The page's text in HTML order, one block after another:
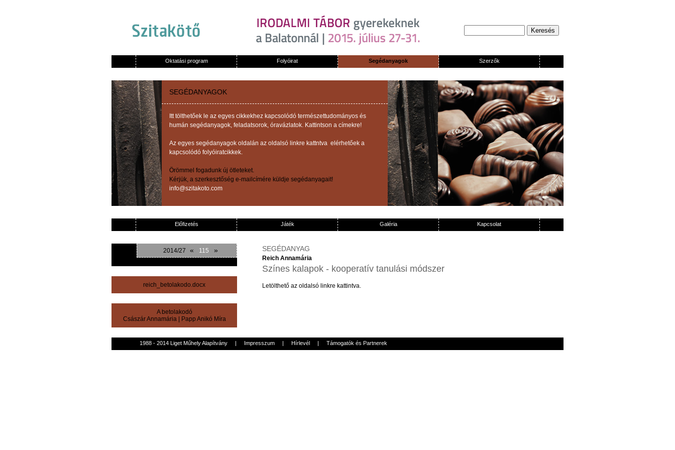
Oktatási program Folyóirat Segédanyagok Szerzők
SEGÉDANYAGOK
Itt tölthetőek le az egyes cikkekhez kapcsolódó természettudományos és
humán segédanyagok, feladatsorok, óravázlatok. Kattintson a címekre!
Az egyes segédanyagok oldalán az oldalsó linkre kattntva elérhetőek a
kapcsolódó folyóiratcikkek.
Örömmel fogadunk új ötleteket.
Kérjük, a szerkesztőség e-mailcímére küldje segédanyagait!
info@szitakoto.com
Előfizetés Játék Galéria Kapcsolat
2014/27 « 115 »
reich_betolakodo.docx
A betolakodó
Császár Annamária| Papp Anikó Míra
SEGÉDANYAG
Reich Annamária
Színes kalapok - kooperatív tanulási módszer
Letölthető az oldalsó linkre kattintva.
1988 - 2014 Liget Műhely Alapítvány | Impresszum | Hírlevél | Támogatók és Partnerek